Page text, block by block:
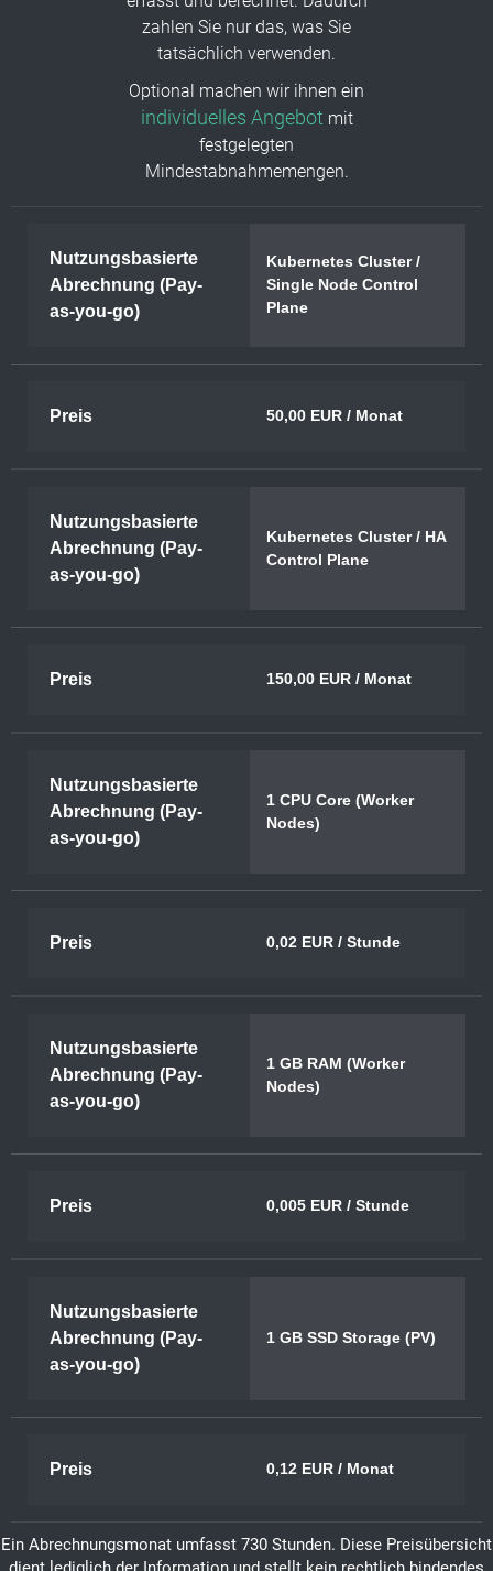
zahlen Sie nur das, was Sie
tatsächlich verwenden.
Optional machen wir ihnen ein
individuelles Angebot mit
festgelegten
Mindestabnahmemengen.
Nutzungsbasierte
Abrechnung (Pay-
as-you-go)
Kubernetes Cluster /
Single Node Control
Plane
Preis 50,00 EUR / Monat
Nutzungsbasierte
Abrechnung (Pay-
as-you-go)
Kubernetes Cluster / HA
Control Plane
Preis 150,00 EUR / Monat
Nutzungsbasierte
Abrechnung (Pay-
as-you-go)
1 CPU Core (Worker
Nodes)
Preis 0,02 EUR / Stunde
Nutzungsbasierte
Abrechnung (Pay-
as-you-go)
1 GB RAM (Worker
Nodes)
Preis 0,005 EUR / Stunde
Nutzungsbasierte
Abrechnung (Pay-
as-you-go)
1 GB SSD Storage (PV)
Preis 0,12 EUR / Monat
Ein Abrechnungsmonat umfasst 730 Stunden. Diese Preisübersicht